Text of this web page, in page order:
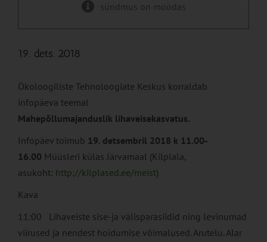
sündmus on möödas
19. dets. 2018
Ökoloogiliste Tehnoloogiate Keskus korraldab
infopäeva teemal
Mahepõllumajanduslik lihaveisekasvatus.
Infopäev toimub 19. detsembril 2018 k 11.00-
16.00 Müüsleri külas Järvamaal (Kilplala,
asukoht: http://kilplased.ee/meist)
Kava
11:00 Lihaveiste sise-ja välisparasiidid ning levinumad
viirused ja nendest hoidumise võimalused. Arutelu. Alar